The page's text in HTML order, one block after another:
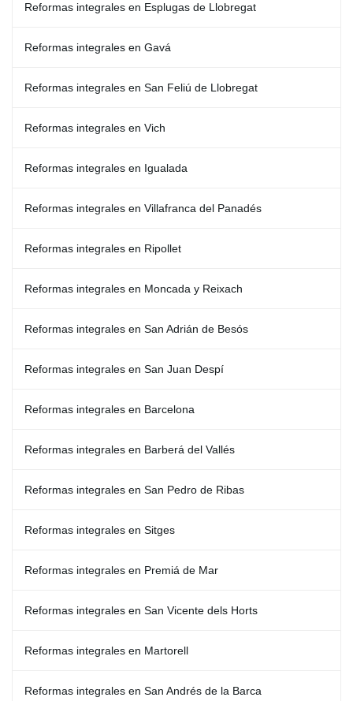
Reformas integrales en Esplugas de Llobregat
Reformas integrales en Gavá
Reformas integrales en San Feliú de Llobregat
Reformas integrales en Vich
Reformas integrales en Igualada
Reformas integrales en Villafranca del Panadés
Reformas integrales en Ripollet
Reformas integrales en Moncada y Reixach
Reformas integrales en San Adrián de Besós
Reformas integrales en San Juan Despí
Reformas integrales en Barcelona
Reformas integrales en Barberá del Vallés
Reformas integrales en San Pedro de Ribas
Reformas integrales en Sitges
Reformas integrales en Premiá de Mar
Reformas integrales en San Vicente dels Horts
Reformas integrales en Martorell
Reformas integrales en San Andrés de la Barca